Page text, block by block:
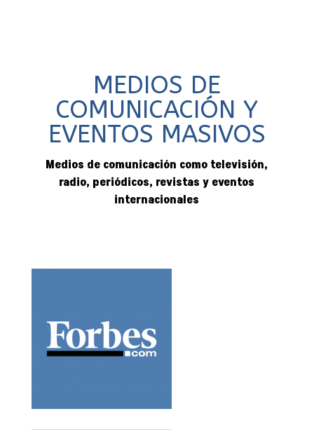
MEDIOS DE
COMUNICACIÓN Y
EVENTOS MASIVOS
Medios de comunicación como televisión,
radio, periódicos, revistas y eventos
internacionales